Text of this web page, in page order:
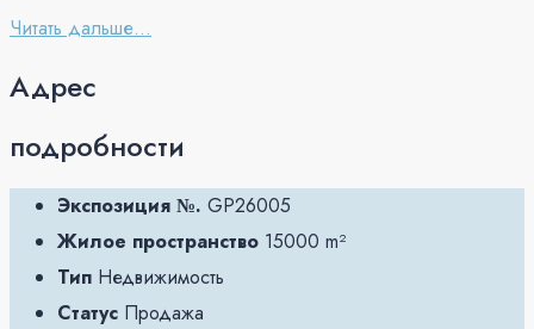
Читать дальше...
Адрес
подробности
Экспозиция №. GP26005
Жилое пространство 15000 m²
Тип Недвижимость
Статус Продажа